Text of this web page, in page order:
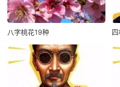
离乾咽喉与肺经，均
向明象上如
八字桃花19种